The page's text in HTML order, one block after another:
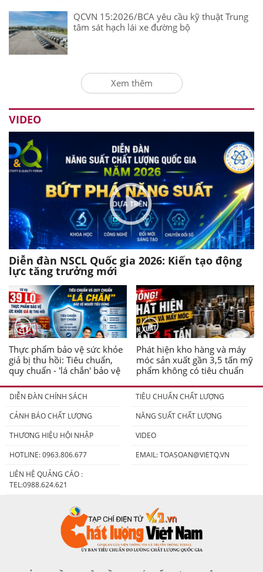
QCVN 15:2026/BCA yêu cầu kỹ thuật Trung
tâm sát hạch lái xe đường bộ
Xem thêm
VIDEO
Diễn đàn NSCL Quốc gia 2026: Kiến tạo động
lực tăng trưởng mới
Thực phẩm bảo vệ sức khỏe
giả bị thu hồi: Tiêu chuẩn,
quy chuẩn - 'lá chắn' bảo vệ
Phát hiện kho hàng và máy
móc sản xuất gần 3,5 tấn mỹ
phẩm không có tiêu chuẩn
DIỄN ĐÀN CHÍNH SÁCH
TIÊU CHUẨN CHẤT LƯỢNG
CẢNH BÁO CHẤT LƯỢNG
NĂNG SUẤT CHẤT LƯỢNG
THƯƠNG HIỆU HỘI NHẬP
VIDEO
HOTLINE: 0963.806.677
EMAIL:TOASOAN@VIETQ.VN
LIÊN HỆ QUẢNG CÁO :
TEL:0988.624.621